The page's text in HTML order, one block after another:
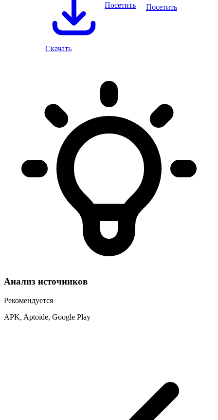
Скачать
Посетить Посетить
Анализ источников
Рекомендуется
APK, Aptoide, Google Play